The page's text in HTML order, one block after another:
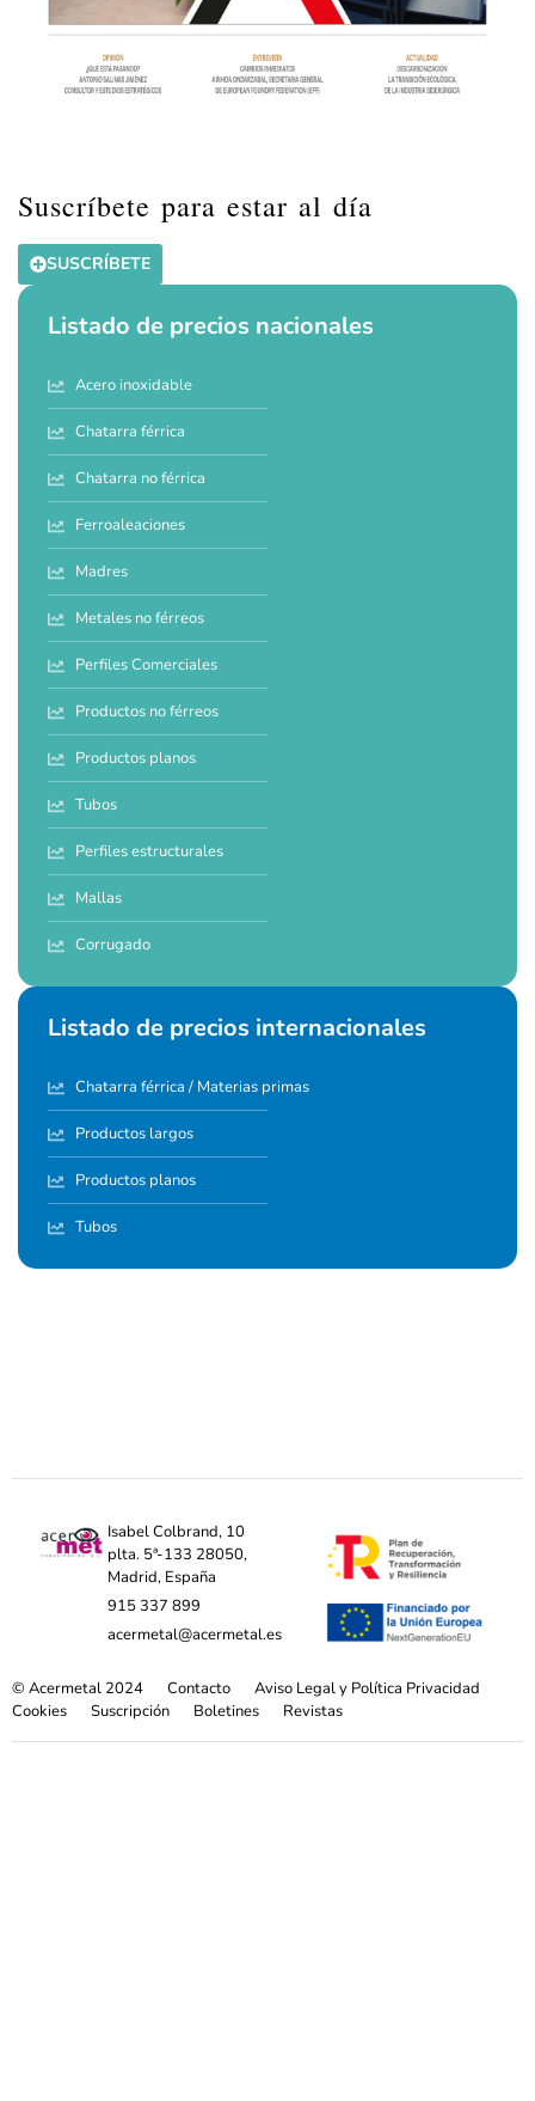
Suscríbete para estar al día
SUSCRÍBETE
Listado de precios nacionales
Acero inoxidable
Chatarra férrica
Chatarra no férrica
Ferroaleaciones
Madres
Metales no férreos
Perfiles Comerciales
Productos no férreos
Productos planos
Tubos
Perfiles estructurales
Mallas
Corrugado
Listado de precios internacionales
Chatarra férrica / Materias primas
Productos largos
Productos planos
Tubos
Isabel Colbrand, 10
plta. 5ª-133 28050,
Madrid, España
915 337 899
acermetal@acermetal.es
© Acermetal 2024 Contacto
Aviso Legal y Política Privacidad
Cookies
Suscripción Boletines Revistas